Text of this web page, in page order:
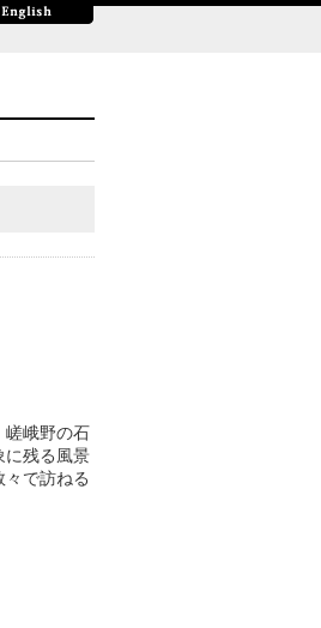
嵯峨野の石
に残る風景
で訪ねる